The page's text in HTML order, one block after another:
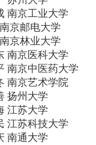
京工业大学
邮电大学
林业大学
京医科大学
京中医药大学
京艺术学院
州大学
苏大学
苏科技大学
通大学